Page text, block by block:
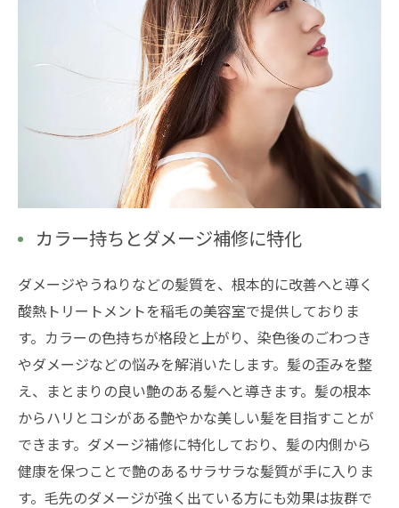
カラー持ちとダメージ補修に特化
ダメージやうねりなどの髪質を、根本的に改善へと導く
酸熱トリートメントを稲毛の美容室で提供しておりま
す。カラーの色持ちが格段と上がり、染色後のごわつき
やダメージなどの悩みを解消いたします。髪の歪みを整
え、まとまりの良い艶のある髪へと導きます。髪の根本
からハリとコシがある艶やかな美しい髪を目指すことが
できます。ダメージ補修に特化しており、髪の内側から
健康を保つことで艶のあるサラサラな髪質が手に入りま
す。毛先のダメージが強く出ている方にも効果は抜群で